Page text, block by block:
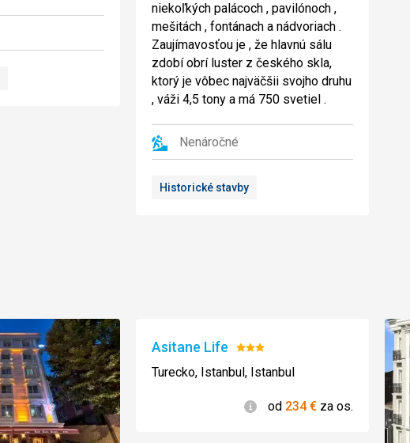
niekoľkých palácoch , pavilónoch ,
mešitách , fontánach a nádvoriach .
Zaujímavosťou je , že hlavnú sálu
zdobí obrí luster z českého skla,
ktorý je vôbec najväčšii svojho druhu
, váži 4,5 tony a má 750 svetiel .
Nenáročné
Historické stavby
Asitane Life Hodnotenie:
3/5
Turecko, Istanbul, Istanbul
Informácie
od 234€ za os.